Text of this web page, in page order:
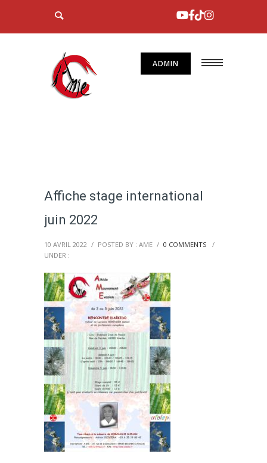
ADMIN
Affiche stage international
juin 2022
10 AVRIL 2022 / POSTED BY : AME / 0 COMMENTS
/
UNDER :